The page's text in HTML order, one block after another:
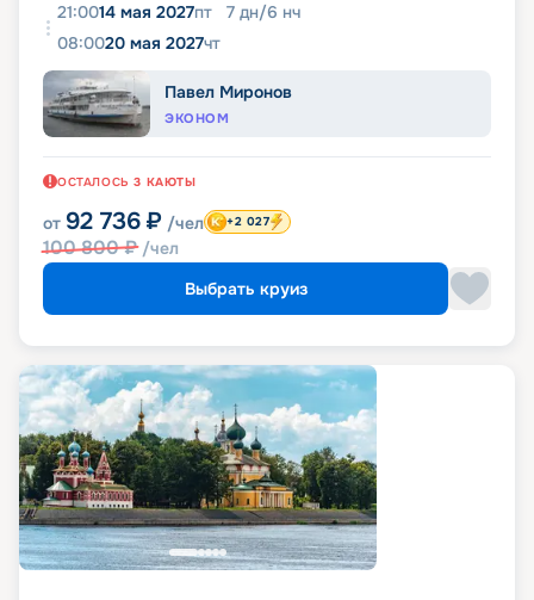
21:0014 мая 2027пт 7 дн/6 нч
08:0020 мая 2027чт
Павел Миронов
ЭКОНОМ
ОСТАЛОСЬ 3 КАЮТЫ
от 92 736 ₽ /чел
100 800₽ /чел
+2 027
Выбрать круиз